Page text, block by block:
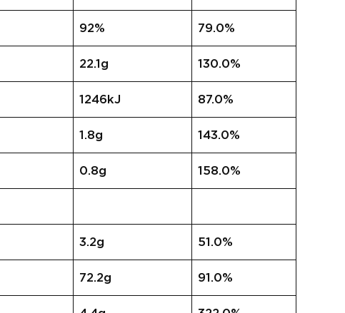
92% 79.0%
22.1g 130.0%
1246kJ 87.0%
1.8g 143.0%
0.8g 158.0%
3.2g 51.0%
72.2g 91.0%